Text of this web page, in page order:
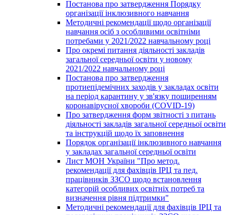
Постанова про затвердження Порядку
організації інклюзивного навчання
Методичні рекомендації щодо організації
навчання осіб з особливими освітніми
потребами у 2021/2022 навчальному році
Про окремі питання діяльності закладів
загальної середньої освіти у новому
2021/2022 навчальному році
Постанова про затвердження
протиепідемічних заходів у закладах освіти
на період карантину у зв'язку поширенням
коронавірусної хвороби (COVID-19)
Про затвердження форм звітності з питань
діяльності закладів загальної середньої освіти
та інструкцій щодо їх заповнення
Порядок організації інклюзивного навчання
у закладах загальної середньої освіти
Лист МОН України "Про метод.
рекомендації для фахівців ІРЦ та пед.
працівників ЗЗСО щодо встановлення
категорій особливих освітніх потреб та
визначення рівня підтримки"
Методичні рекомендації для фахівців ІРЦ та